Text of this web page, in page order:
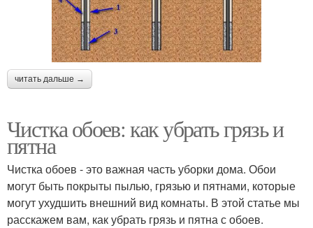
читать дальше →
Чистка обоев: как убрать грязь и
пятна
Чистка обоев - это важная часть уборки дома. Обои
могут быть покрыты пылью, грязью и пятнами, которые
могут ухудшить внешний вид комнаты. В этой статье мы
расскажем вам, как убрать грязь и пятна с обоев.